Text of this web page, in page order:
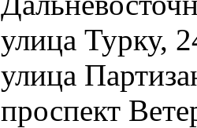
улица Турку,
улица
проспект